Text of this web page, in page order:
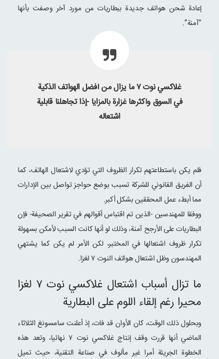
إعادة شحن هواتف جديدة ببطاريات من مورد آخر وصفت بأنها
“آمنة”.
غلاكسي نوت ۷ ما يزال من أفضل الهواتف الذكية
في السوق وأكثرها غزارة بالمزايا -إذا تجاهلنا قابلية
اشتعاله
فلم يكن باستطاعتهم تكرار الظروف التي تؤدي لاشتعال الهاتف، كما
أن الفريق القانوني للشركة تسبب بوضع حواجز تواصل بين الإدارات
مما أبطء عمل المحققين بشكل أكبر.
ووفقا للمهندسين -الذين تم اقتباس أقوالهم في تقرير الصحيفة- فإن
البطاريات على الأرجح آمنة، وذلك لو أنها كانت السبب لأمكن بسهولة
تكرار ظروف اشتعالها في المختبر، لكن الأمر لم يكن كما يشتهي
المهندسون وظل اشتعال هواتف النوت ۷ لغزا.
ما تزال أسباب اشتعال غلاكسي نوت ۷ لغزا
محيرا رغم إلقاء اللوم على البطارية
وبحلول ذلك الوقت، كان الأوان قد فات، إذ أعلنت سامسونغ الثلاثاء
الماضي أنها قررت وقف إنتاج غلاكسي نوت ۷ نهائيا، وتعد هذه
الخطوة الجريئة أمرا غير مألوف في صناعة التقنية، حيث تميل